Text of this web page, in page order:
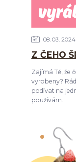
08 03 2024
Z ČEHO
Zajímá Tě, že
vyrobeny?
podívat na
používám.